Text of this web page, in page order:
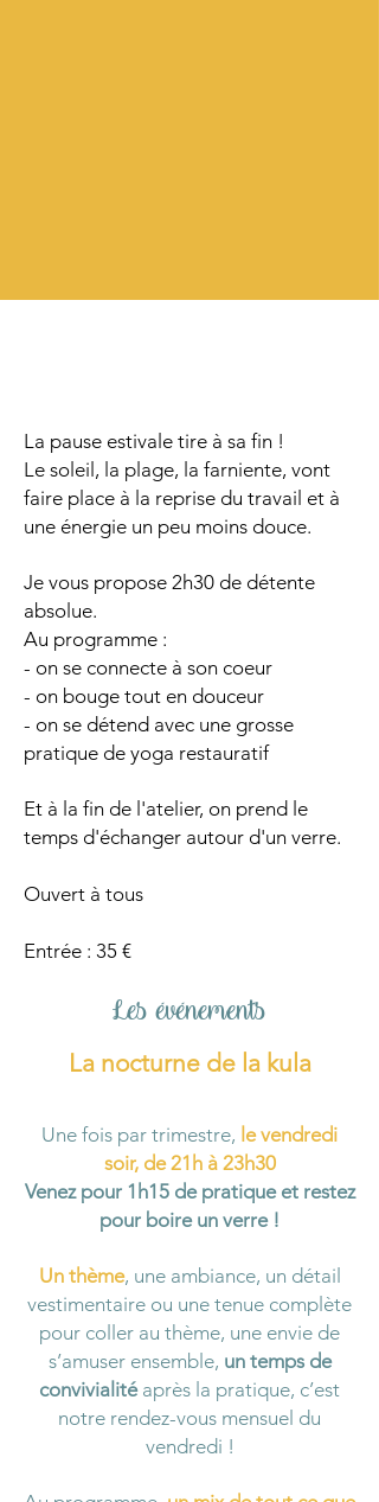
La pause estivale tire à sa fin !
Le soleil, la plage, la farniente, vont
faire place à la reprise du travail et à
une énergie un peu moins douce.
Je vous propose 2h30 de détente
absolue.
Au programme :
- on se connecte à son coeur
- on bouge tout en douceur
- on se détend avec une grosse
pratique de yoga restauratif
Et à la fin de l'atelier, on prend le
temps d'échanger autour d'un verre.
Ouvert à tous
Entrée : 35 €
Les événements
La nocturne de la kula
Une fois par trimestre, le vendredi
soir, de 21h à 23h30
Venez pour 1h15 de pratique et restez
pour boire un verre !
Un thème, une ambiance, un détail
vestimentaire ou une tenue complète
pour coller au thème, une envie de
s’amuser ensemble, un temps de
convivialitéaprès la pratique, c’est
notre rendez-vous mensuel du
vendredi !